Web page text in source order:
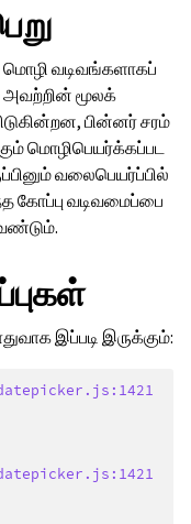
வடிவங்களாகப்
அவற்றின் மூலக்
பின்னர் சரம்
மொழிபெயர்க்கப்பட
வலைபெயர்ப்பில்
கோப்பு வடிவமைப்பை
இப்படி இருக்கும்: